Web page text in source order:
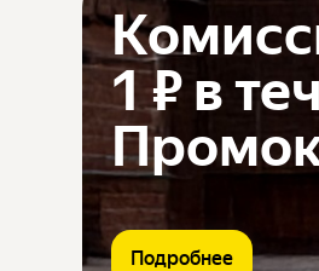
1 ₽ в
Подробнее